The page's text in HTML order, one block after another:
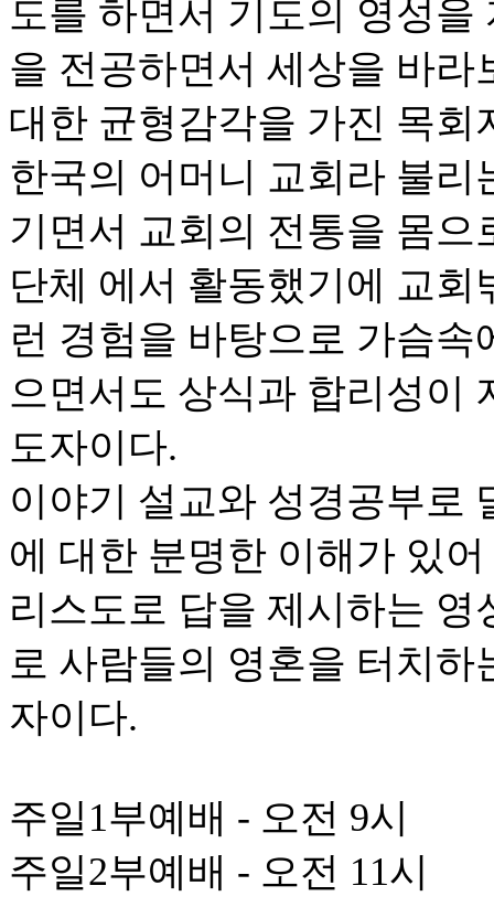
도를 하면서 기도의 영성
을 전공하면서 세상을 바
대한 균형감각을 가진 목회
한국의 어머니 교회라 불
기면서 교회의 전통을 몸으
단체 에서 활동했기에 교
런 경험을 바탕으로 가슴
으면서도 상식과 합리성이
도자이다.
이야기 설교와 성경공부로
에 대한 분명한 이해가 있
리스도로 답을 제시하는
로 사람들의 영혼을 터치
자이다.
주일1부예배 - 오전 9시
주일2부예배 - 오전 11시